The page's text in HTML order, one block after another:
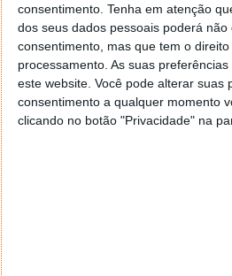
consentimento. Tenha em atenção
dos seus dados pessoais poderá não
consentimento, mas que tem o
processamento. As suas
este website. Você pode alterar suas
consentimento a qualquer momento
clicando no botão "Privacidade" na